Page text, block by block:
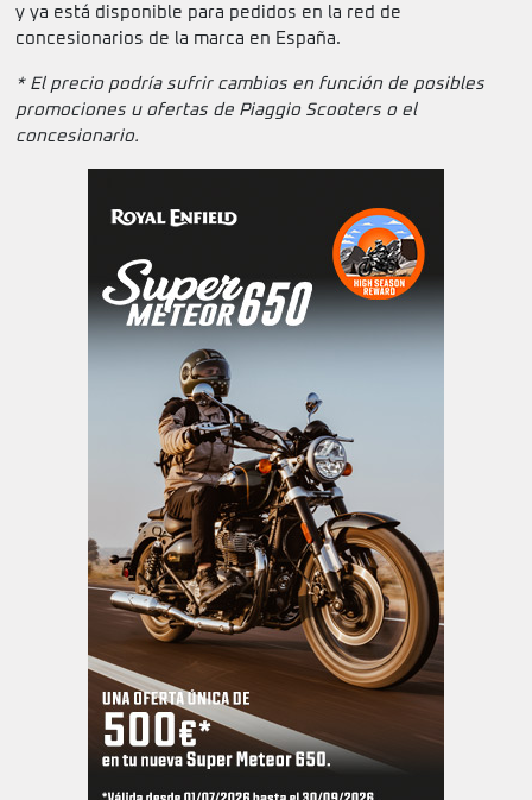
y ya está disponible para pedidos en la red de
concesionarios de la marca en España.
* El precio podría sufrir cambios en función de posibles
promociones u ofertas de Piaggio Scooters o el
concesionario.